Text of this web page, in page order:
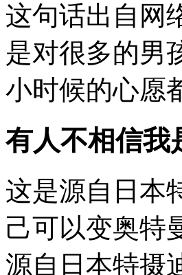
这句话出自网
是对很多的男
小时候的心愿
有人不相信我
这是源自日本
己可以变奥特
源自日本特摄